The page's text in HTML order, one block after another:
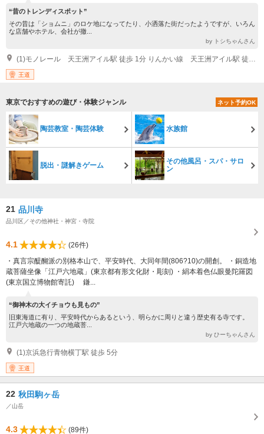
“昔のトレンディスポット”
その昔は「ショムニ」のロケ地になってたり、小洒落た街だったようですが、いろん
な店舗やホテル、会社が撤...
by トシちゃんさん
(1)モノレール 天王洲アイル駅 徒歩 1分 りんかい線 天王洲アイル駅 徒歩 1分
王道
東京でおすすめの遊び・体験ジャンル ネット予約OK
陶芸教室・陶芸体験 水族館
脱出・謎解きゲーム
その他風呂・スパ・サロ
ン
21 品川寺
品川区／その他神社・神宮・寺院
4.1
(26件)
・真言宗醍醐派の別格本山で、平安時代、大同年間(806?10)の開創。 ・銅造地
蔵菩薩坐像「江戸六地蔵」(東京都有形文化財・彫刻) ・絹本着色仏眼曼陀羅図
(東京国立博物館寄託) 鎌...
“御神木の大イチョウも見もの”
旧東海道に有り、平安時代からあるという、明らかに周りと違う歴史有る寺です。
江戸六地蔵の一つの地蔵菩...
by ひーちゃんさん
(1)京浜急行青物横丁駅 徒歩 5分
王道
22 秋田駒ヶ岳
／山岳
4.3 (89件)